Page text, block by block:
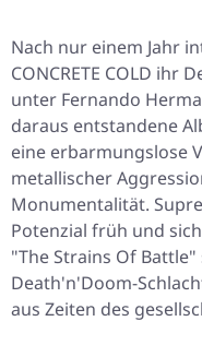
Nach nur einem Jahr
CONCRETE COLD ihr
unter Fernando
daraus entstandene
eine erbarmungslose
metallischer
Monumentalität.
Potenzial früh und
"The Strains Of
Death'n'Doom-
aus Zeiten des